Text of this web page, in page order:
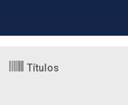
Títulos